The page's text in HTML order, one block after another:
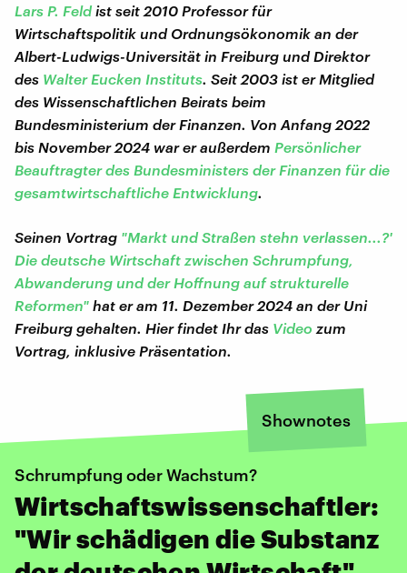
Lars P. Feldist seit 2010 Professor für
Wirtschaftspolitik und Ordnungsökonomik an der
Albert-Ludwigs-Universität in Freiburg und Direktor
des Walter Eucken Instituts. Seit 2003 ist er Mitglied
des Wissenschaftlichen Beirats beim
Bundesministerium der Finanzen. Von Anfang 2022
bis November 2024 war er außerdem Persönlicher
Beauftragter des Bundesministers der Finanzen für die
gesamtwirtschaftliche Entwicklung.
Seinen Vortrag "Markt und Straßen stehn verlassen...?'
Die deutsche Wirtschaft zwischen Schrumpfung,
Abwanderung und der Hoffnung auf strukturelle
Reformen" hat er am 11. Dezember 2024 an der Uni
Freiburg gehalten. Hier findet Ihr das Video zum
Vortrag, inklusive Präsentation.
Shownotes
Schrumpfung oder Wachstum?
Wirtschaftswissenschaftler:
"Wir schädigen die Substanz